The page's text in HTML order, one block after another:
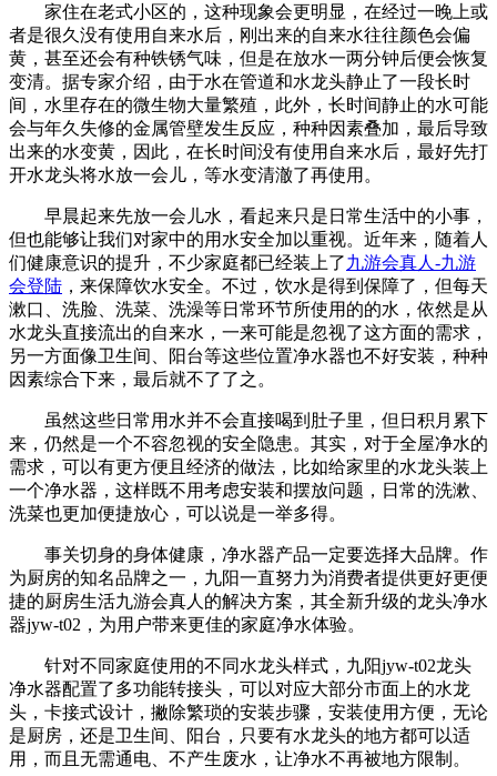
家住在老式小区的，这种现象会更明显，在经过一晚上或
者是很久没有使用自来水后，刚出来的自来水往往颜色会偏
黄，甚至还会有种铁锈气味，但是在放水一两分钟后便会恢复
变清。据专家介绍，由于水在管道和水龙头静止了一段长时
间，水里存在的微生物大量繁殖，此外，长时间静止的水可能
会与年久失修的金属管壁发生反应，种种因素叠加，最后导致
出来的水变黄，因此，在长时间没有使用自来水后，最好先打
开水龙头将水放一会儿，等水变清澈了再使用。
早晨起来先放一会儿水，看起来只是日常生活中的小事，
但也能够让我们对家中的用水安全加以重视。近年来，随着人
们健康意识的提升，不少家庭都已经装上了九游会真人-九游
会登陆 ，来保障饮水安全。不过，饮水是得到保障了，但每天
漱口、洗脸、洗菜、洗澡等日常环节所使用的的水，依然是从
水龙头直接流出的自来水，一来可能是忽视了这方面的需求，
另一方面像卫生间、阳台等这些位置净水器也不好安装，种种
因素综合下来，最后就不了了之。
虽然这些日常用水并不会直接喝到肚子里，但日积月累下
来，仍然是一个不容忽视的安全隐患。其实，对于全屋净水的
需求，可以有更方便且经济的做法，比如给家里的水龙头装上
一个净水器，这样既不用考虑安装和摆放问题，日常的洗漱、
洗菜也更加便捷放心，可以说是一举多得。
事关切身的身体健康，净水器产品一定要选择大品牌。作
为厨房的知名品牌之一，九阳一直努力为消费者提供更好更便
捷的厨房生活九游会真人的解决方案，其全新升级的龙头净水
器jyw-t02，为用户带来更佳的家庭净水体验。
针对不同家庭使用的不同水龙头样式，九阳jyw-t02龙头
净水器配置了多功能转接头，可以对应大部分市面上的水龙
头，卡接式设计，撇除繁琐的安装步骤，安装使用方便，无论
是厨房，还是卫生间、阳台，只要有水龙头的地方都可以适
用，而且无需通电、不产生废水，让净水不再被地方限制。